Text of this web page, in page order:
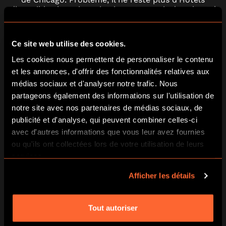
Ce site web utilise des cookies.
Les cookies nous permettent de personnaliser le contenu
et les annonces, d'offrir des fonctionnalités relatives aux
médias sociaux et d'analyser notre trafic. Nous
partageons également des informations sur l'utilisation de
notre site avec nos partenaires de médias sociaux, de
publicité et d'analyse, qui peuvent combiner celles-ci
avec d'autres informations que vous leur avez fournies
ou qu'ils ont collectées lors de votre utilisation de leurs
services.
Afficher les détails
Tout autoriser
disponibles hormis un intriguant manoir dans lequel
Au premier abord, rien de suspect… Mais ce que
vous ne savez pas, c’est que dans cet hôtel, le
propriétaire Herman Webster Mudgett, alias H.H.
Holmes fera plus de deux cents victimes.
Oserez-vous entrer dans votre chambre?
ESCAPE HUNT GARE SAINT-JEAN
VIRTUAL ROOM